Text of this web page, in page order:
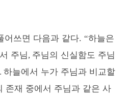
어쓰면 다음과 같다.“하늘은
주님, 주님의 신실함도 주님
.하늘에서 누가 주님과 비교할
존재 중에서 주님과 같은 사